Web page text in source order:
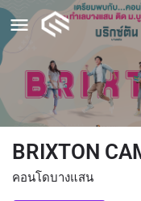
BRIXTON
คอนโดบางแสน